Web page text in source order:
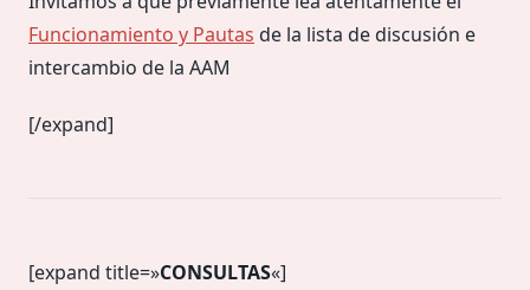
Funcionamiento y Pautas de la lista de discusión e
intercambio de la AAM
[/expand]
[expand title=»CONSULTAS«]